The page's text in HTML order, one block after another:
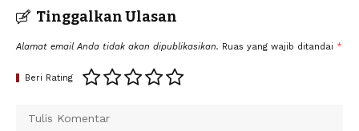
Tinggalkan Ulasan
Alamat email Anda tidak akan dipublikasikan. Ruas yang wajib ditandai *
Beri Rating